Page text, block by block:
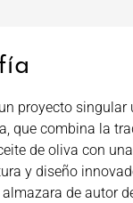
proyecto singular
que combina la
de oliva con
y diseño
de autor